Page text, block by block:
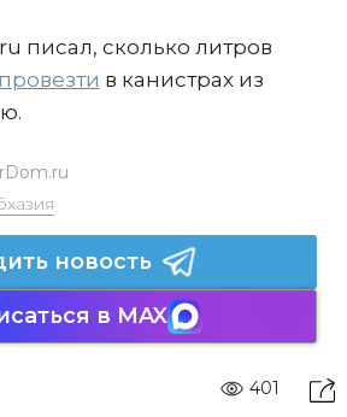
писал, сколько литров
провезти в канистрах из
новость
в MAX
401